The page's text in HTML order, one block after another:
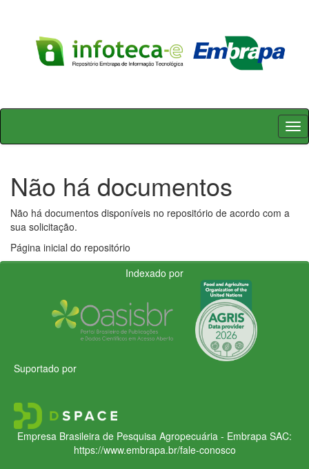
Skip
Não há documentos
Não há documentos disponíveis no repositório de acordo com a
sua solicitação.
Página inicial do repositório
Indexado por
Suportado por
Empresa Brasileira de Pesquisa Agropecuária - Embrapa SAC:
https://www.embrapa.br/fale-conosco